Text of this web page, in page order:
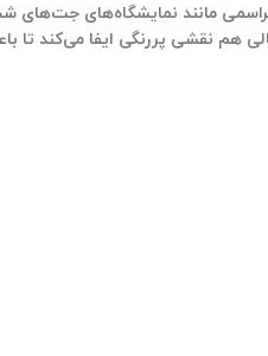
مراسمی مانند نمایشگاه‌های
نقشی پررنگی ایفا می‌کند تا